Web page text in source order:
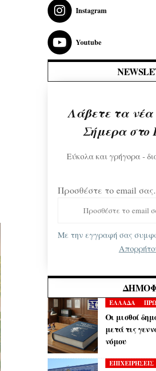
Instagram
Youtube
Λάβετε τα
Σήμερα στο
Εύκολα και γρήγορα -
Προσθέστε το email
Με την εγγραφή σας
ΕΛΛΑΔΑ
Οι μισθοί
μετά τις
νόμου
ΕΠΙΧΕΙΡΗΣΕΙΣ